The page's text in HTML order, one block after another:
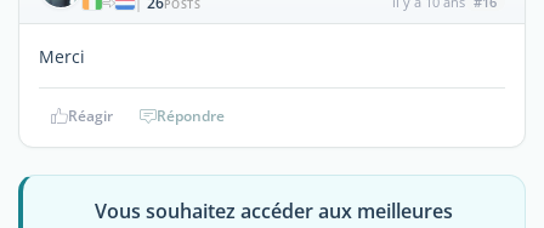
POSTS
Merci
Réagir Répondre
Vous souhaitez accéder aux meilleures